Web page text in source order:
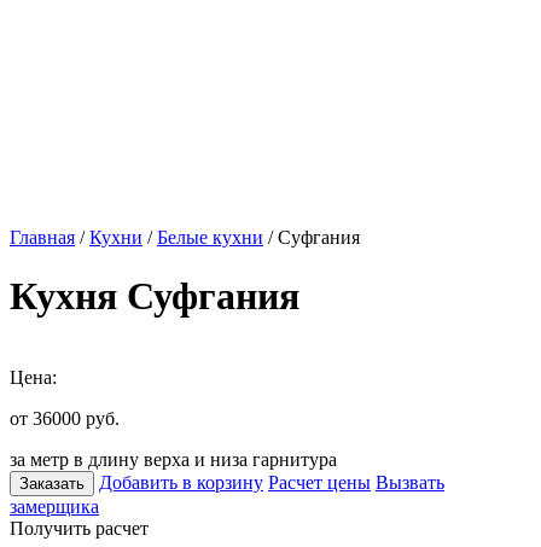
Главная /Кухни /Белые кухни / Суфгания
Кухня Суфгания
Цена:
от 36000 руб.
за метр в длину верха и низа гарнитура
Заказать Добавить в корзину Расчет цены Вызвать
замерщика
Получить расчет